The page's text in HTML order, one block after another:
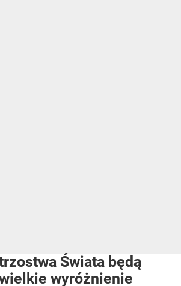
Świata będą
wyróżnienie